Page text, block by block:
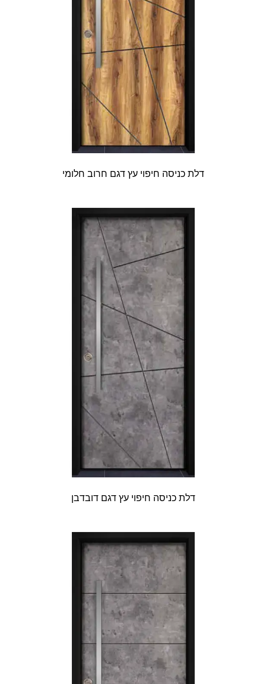
דלת כניסה חיפוי עץ דגם חרוב חלומי
דלת כניסה חיפוי עץ דגם דובדבן